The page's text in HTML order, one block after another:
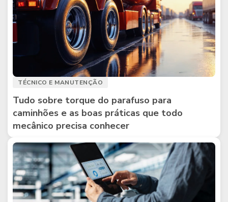
TÉCNICO E MANUTENÇÃO
Tudo sobre torque do parafuso para
caminhões e as boas práticas que todo
mecânico precisa conhecer